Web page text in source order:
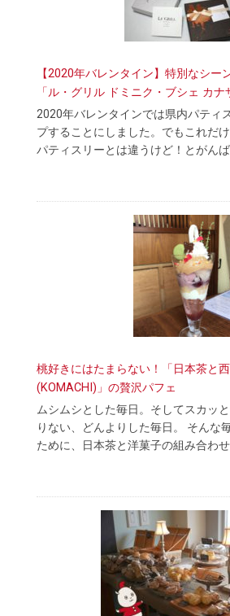
【2020年バレンタイン】特別なシー
「ル・グリル ドミニク・ブシェ カナ
2020年バレンタインでは県内パティ
プすることにしました。でもこれだ
パティスリーとは違うけど！とがん
桃好きにはたまらない！「日本茶と
(KOMACHI)」の贅沢パフェ
ムシムシとした毎日。そしてスカッ
りない、どんよりした毎日。 そんな
ために、日本茶と洋菓子の組み合わ